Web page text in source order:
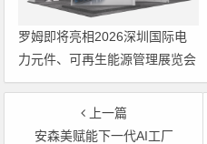
罗姆即将亮相2026深圳国际电
力元件、可再生能源管理展览会
暨研讨会
上一篇
安森美赋能下一代AI工厂